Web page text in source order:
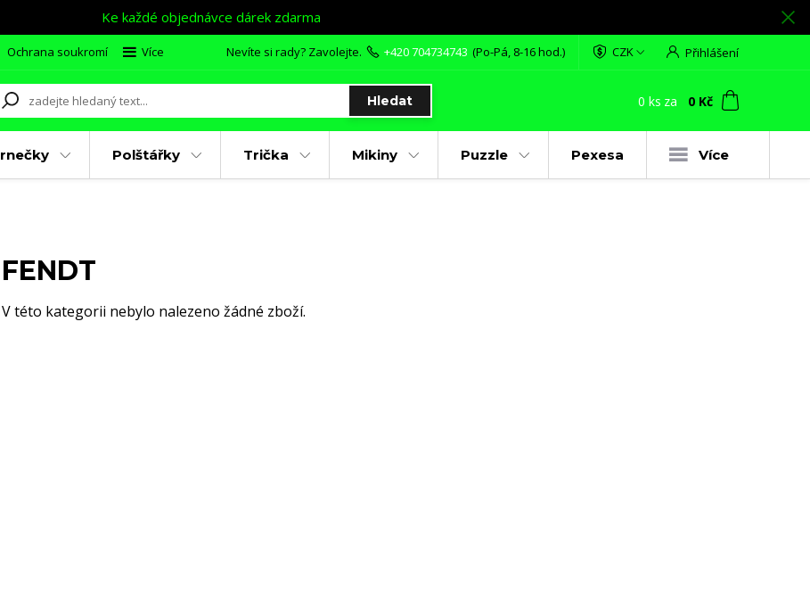
Ke každé objednávce dárek zdarma
Ochrana soukromí Více CZK Přihlášení
Hledat
Nevíte si rady? Zavolejte. +420 704734743 (Po-Pá, 8-16 hod.)
0 ks za 0 Kč
Polštářky Trička Mikiny Puzzle Pexesa Více
FENDT
V této kategorii nebylo nalezeno žádné zboží.